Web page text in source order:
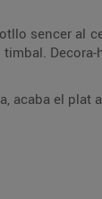
l’ajuda d’una espàtula. Amb